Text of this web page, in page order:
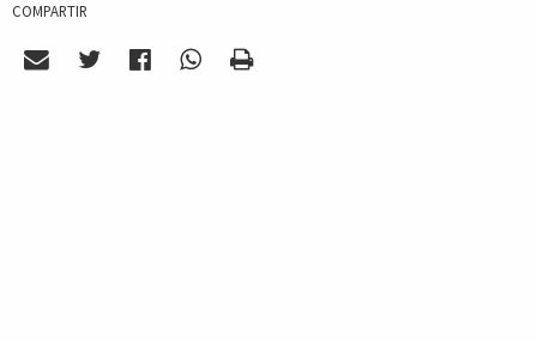
COMPARTIR